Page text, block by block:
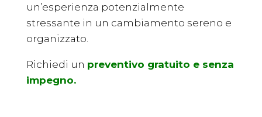
un’esperienza potenzialmente
stressante in un cambiamento sereno e
organizzato.
Richiedi un preventivo gratuito e senza
impegno.